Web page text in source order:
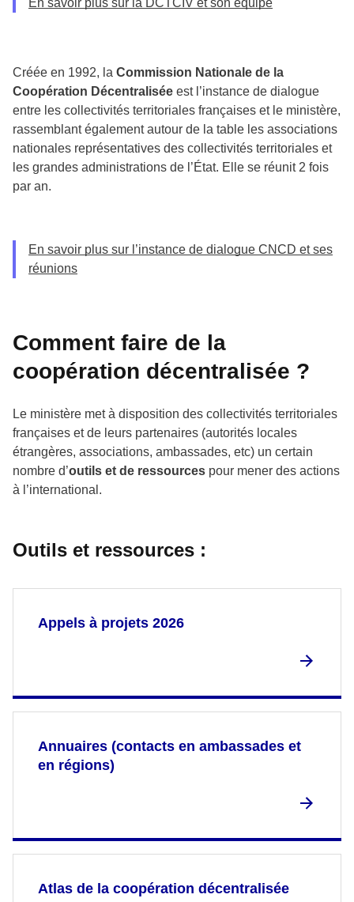
Créée en 1992, la Commission Nationale de la
Coopération Décentralisée est l’instance de dialogue
entre les collectivités territoriales françaises et le ministère,
rassemblant également autour de la table les associations
nationales représentatives des collectivités territoriales et
les grandes administrations de l’État. Elle se réunit 2 fois
par an.
En savoir plus sur l’instance de dialogue CNCD et ses
réunions
Comment faire de la
coopération décentralisée ?
Le ministère met à disposition des collectivités territoriales
françaises et de leurs partenaires (autorités locales
étrangères, associations, ambassades, etc) un certain
nombre d’outils et de ressources pour mener des actions
à l’international.
Outils et ressources :
Appels à projets 2026
Annuaires (contacts en ambassades et
en régions)
Atlas de la coopération décentralisée